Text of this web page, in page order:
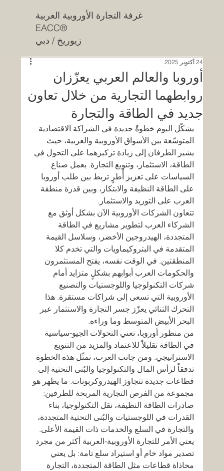
غرفة التجارة الأوروبية العربية
EACC®
زيوريخ / دبي
أوروبا والعالم العربي يعزّزان
روابطهما التجارية من خلال تعاون
جديد في الطاقة والتجارة
24 أكتوبر 2025
يشكّل اليوم خطوةً جديدة في الشراكة الاقتصادية
المتوسّعة بين الأسواق الأوروبية والعربية، حيث
يشير الطرفان إلى زيادة تركيزهما على التحول في
الطاقة، الاستثمار، وتنويع التجارة. يعمل صناع
السياسات على تعزيز أُطرٍ تربط بين طلب أوروبا
على الطاقة النظيفة والابتكار، وبين قدرة منطقة
العرب على التوريد والاستثمار.
تتعاون الشركات الأوروبية الآن بشكل أوثق مع
الشركاء العرب لتطوير مشاريع في الطاقة
المتجددة، الهيدروجين الأخضر، وسلاسل القيمة
المتقدمة في البتروكيماويات والتي تخدم كلا
المنطقتين. في الوقت نفسه، يفتح المستثمرون
والحكومات العرب أبوابهم بشكلٍ متزايد أمام
شركات التكنولوجيا واللوجستيات والتصنيع
الأوروبية التي تسعى إلى شراكات مستقرة. هذا
التحرك الثنائي يعزّز جسر التجارة والاستثمار عبر
البحر الأبيض المتوسط وما وراءه.
من منظور أوروبا، تعني التحولات الجيو-سياسية
في الطاقة تقليلاً للاعتماد والمزيد من التنويع
الاستراتيجي. ومن جانب العرب، تمثّل هذه الخطوة
تدفقاً لرأس المال والتكنولوجيا والبُنى التحتية إلى
قطاعات جديدة تتجاوز الهيدروكربونات. ما يظهر هو
مجموعة من الفرص التجارية المربحة للطرفين:
صادرات الطاقة النظيفة، نقل التكنولوجيا، بناء
القدرات في اللوجستيات والبُنى التحتية المتجددة،
والتجارة في السلع والخدمات ذات القيمة الأعلى.
يعني الأمر للتجارة الأوروبية-العربية أكثر من مجرد
تصدير مواد خام أو استيراد سلع تامة: بل يعني
محاذاة قطاعات مثل الطاقة المتجددة، التجارة